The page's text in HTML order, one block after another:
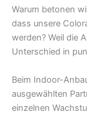
Warum betonen
dass unsere
werden? Weil die
Unterschied in
Beim Indoor-
ausgewählten
einzelnen